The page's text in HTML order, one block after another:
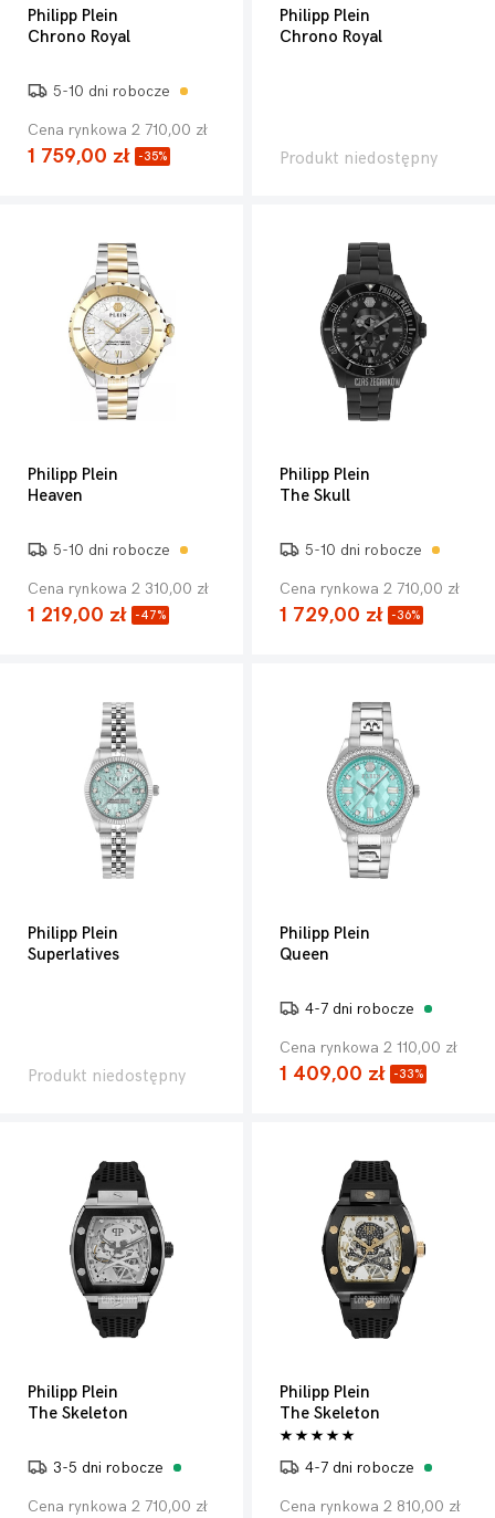
Philipp Plein
Chrono Royal
5-10 dni robocze
Cena rynkowa 2 710,00 zł
1 759,00 zł -35%
Philipp Plein
Chrono Royal
Produkt niedostępny
Philipp Plein
Heaven
5-10 dni robocze
Cena rynkowa 2 310,00 zł
1 219,00 zł -47%
Philipp Plein
The Skull
5-10 dni robocze
Cena rynkowa 2 710,00 zł
1 729,00 zł -36%
Philipp Plein
Superlatives
Produkt niedostępny
Philipp Plein
Queen
4-7 dni robocze
Cena rynkowa 2 110,00 zł
1 409,00 zł -33%
Philipp Plein
The Skeleton
3-5 dni robocze
Cena rynkowa 2 710,00 zł
Philipp Plein
The Skeleton
4-7 dni robocze
Cena rynkowa 2 810,00 zł